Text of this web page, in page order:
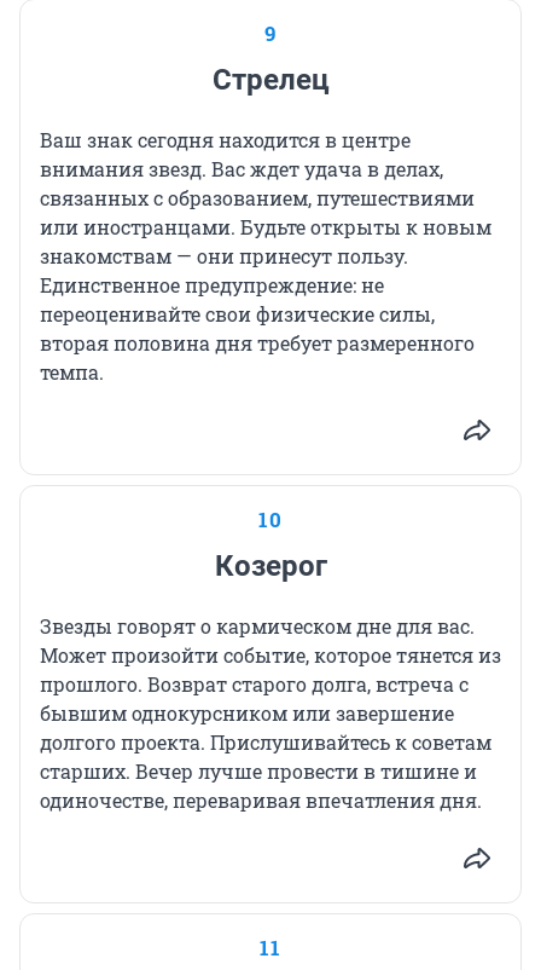
9
Стрелец
Ваш знак сегодня находится в центре
внимания звезд. Вас ждет удача в делах,
связанных с образованием, путешествиями
или иностранцами. Будьте открыты к новым
знакомствам — они принесут пользу.
Единственное предупреждение: не
переоценивайте свои физические силы,
вторая половина дня требует размеренного
темпа.
10
Козерог
Звезды говорят о кармическом дне для вас.
Может произойти событие, которое тянется из
прошлого. Возврат старого долга, встреча с
бывшим однокурсником или завершение
долгого проекта. Прислушивайтесь к советам
старших. Вечер лучше провести в тишине и
одиночестве, переваривая впечатления дня.
11